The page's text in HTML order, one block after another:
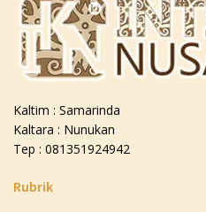
Kaltim : Samarinda
Kaltara : Nunukan
Tep : 081351924942
Rubrik